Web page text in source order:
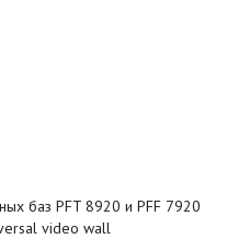
баз PFT 8920 и PFF 7920
video wall